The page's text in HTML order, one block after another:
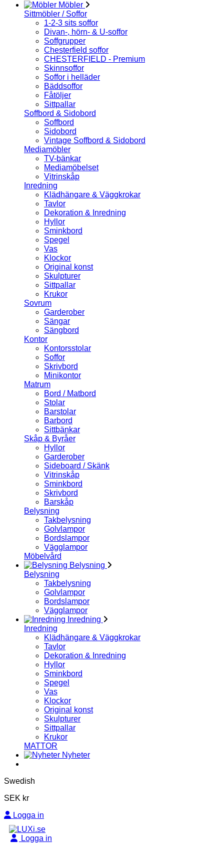
Möbler
Sittmöbler / Soffor
1-2-3 sits soffor
Divan-, hörn- & U-soffor
Soffgrupper
Chesterfield soffor
CHESTERFIELD - Premium
Skinnsoffor
Soffor i helläder
Bäddsoffor
Fåtöljer
Sittpallar
Soffbord & Sidobord
Soffbord
Sidobord
Vintage Soffbord & Sidobord
Mediamöbler
TV-bänkar
Mediamöbelset
Vitrinskåp
Inredning
Klädhängare & Väggkrokar
Tavlor
Dekoration & Inredning
Hyllor
Sminkbord
Spegel
Vas
Klockor
Original konst
Skulpturer
Sittpallar
Krukor
Sovrum
Garderober
Sängar
Sängbord
Kontor
Kontorsstolar
Soffor
Skrivbord
Minikontor
Matrum
Bord / Matbord
Stolar
Barstolar
Barbord
Sittbänkar
Skåp & Byråer
Hyllor
Garderober
Sideboard / Skänk
Vitrinskåp
Sminkbord
Skrivbord
Barskåp
Belysning
Takbelysning
Golvlampor
Bordslampor
Vägglampor
Möbelvård
Belysning
Belysning
Takbelysning
Golvlampor
Bordslampor
Vägglampor
Inredning
Inredning
Klädhängare & Väggkrokar
Tavlor
Dekoration & Inredning
Hyllor
Sminkbord
Spegel
Vas
Klockor
Original konst
Skulpturer
Sittpallar
Krukor
MATTOR
Nyheter
Swedish
SEK kr
Logga in
Logga in